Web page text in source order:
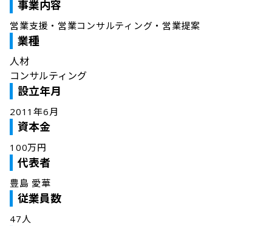
事業内容
営業支援・営業コンサルティング・営業提案
業種
人材
コンサルティング
設立年月
2011年6月
資本金
100万円
代表者
豊島 愛華
従業員数
47人